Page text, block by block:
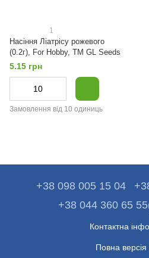
1
Насіння Лiатрiсу рожевого
(0.2г), For Hobby, TM GL Seeds
5.15 грн
Замовлення від 10 одиниць
+38 098 005 15 04
+38 044 360 65
Контактна
Повна версія